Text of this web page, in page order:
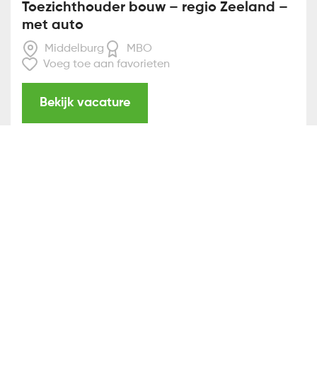
Toezichthouder bouw – regio Zeeland –
met auto
Middelburg
MBO
Voeg toe aan favorieten
Bekijk vacature